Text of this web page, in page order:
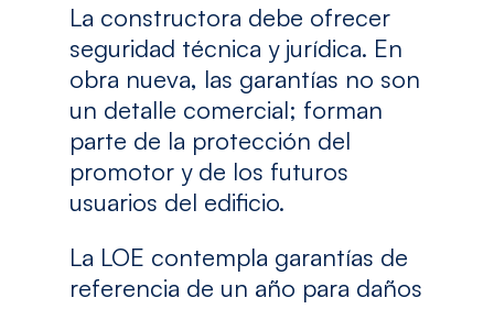
La constructora debe ofrecer
seguridad técnica y jurídica. En
obra nueva, las garantías no son
un detalle comercial; forman
parte de la protección del
promotor y de los futuros
usuarios del edificio.
La LOE contempla garantías de
referencia de un año para daños